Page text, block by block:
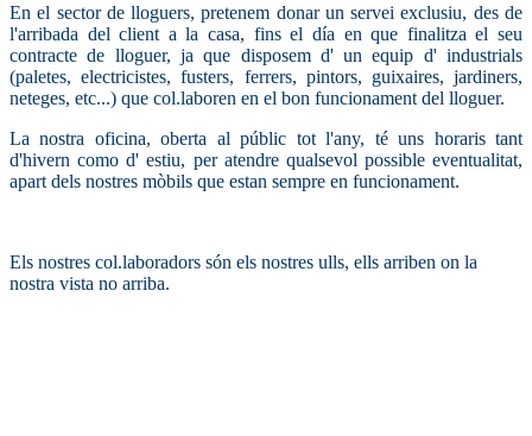
En el sector de lloguers, pretenem donar un servei exclusiu, des de
l'arribada del client a la casa, fins el día en que finalitza el seu
contracte de lloguer, ja que disposem d' un equip d' industrials
(paletes, electricistes, fusters, ferrers, pintors, guixaires, jardiners,
neteges, etc...) que col.laboren en el bon funcionament del lloguer.
La nostra oficina, oberta al públic tot l'any, té uns horaris tant
d'hivern como d' estiu, per atendre qualsevol possible eventualitat,
apart dels nostres mòbils que estan sempre en funcionament.
Els nostres col.laboradors són els nostres ulls, ells arriben on la
nostra vista no arriba.